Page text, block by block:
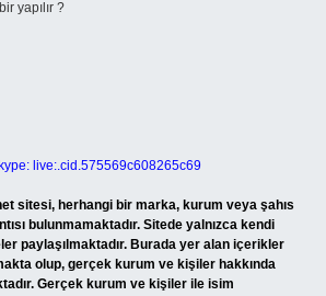
yapılır ?
live:.cid.575569c608265c69
sitesi, herhangi bir marka, kurum veya şahıs
bulunmamaktadır. Sitede yalnızca kendi
paylaşılmaktadır. Burada yer alan içerikler
olup, gerçek kurum ve kişiler hakkında
Gerçek kurum ve kişiler ile isim